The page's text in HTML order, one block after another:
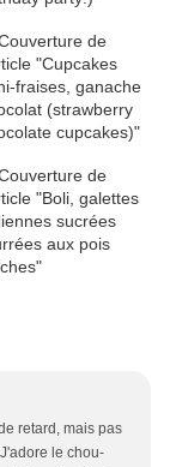
retard, mais pas
le chou-